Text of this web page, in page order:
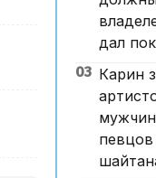
отыр –
13:30, 07
Фельдшер
қатысты
дал
03 Карин